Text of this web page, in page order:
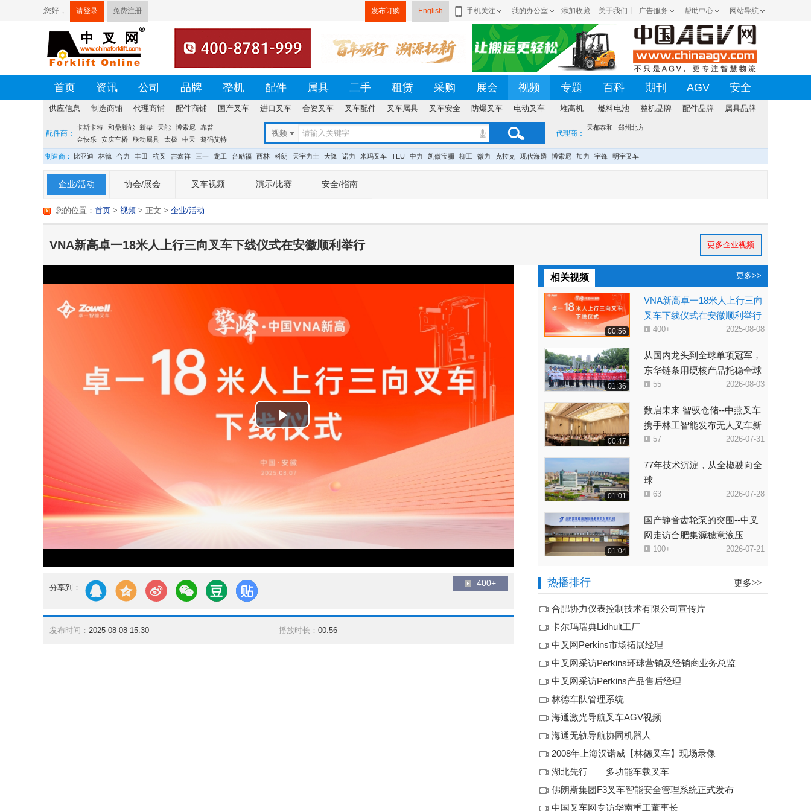
您好， 请登录 免费注册 发布订购 English 手机关注 我的办公室 添加收藏 关于我们 广告服务 帮助中心 网站导航
首页 资讯 公司 品牌 整机 配件 属具 二手 租赁 采购 展会 视频 专题 百科 期刊 AGV 安全
供应信息 制造商铺 代理商铺 配件商铺 国产叉车 进口叉车 合资叉车 叉车配件 叉车属具 叉车安全 防爆叉车 电动叉车 堆高机 燃料电池 整机品牌 配件品牌 属具品牌
配件商：
卡斯卡特 和鼎新能 新柴 天能 博索尼 靠普
荷贝克 硕源 方源 佛朗斯 盛航
台创
金快乐
安庆车桥 联动属具 太极 中天
驽码艾特
视频 代理商：
天都泰和 郑州北方
制造商： 比亚迪 林德 合力 丰田 杭叉 吉鑫祥 三一 龙工 台励福 西林 科朗 天宇力士 大隆 诺力 米玛叉车 TEU 中力 凯傲宝骊 柳工 微力 克拉克 现代海麟 博索尼 加力 宇锋 明宇叉车
企业/活动 协会/展会 叉车视频 演示/比赛 安全/指南
您的位置： 首页 > 视频 > 企业/活动
> 正文
VNA新高卓一18米人上行三向叉车下线仪式在安徽顺利举行 更多企业视频
Play
Video
分享到： 400+
发布时间： 2025-08-08 15:30 播放时长： 00:56
相关视频 更多>>
00:56
VNA新高卓一18米人上行三向
叉车下线仪式在安徽顺利举行
400+ 2025-08-08
01:36
从国内龙头到全球单项冠军，
东华链条用硬核产品托稳全球
叉车供应链
55 2026-08-03
00:47
数启未来 智驭仓储--中燕叉车
携手林工智能发布无人叉车新
技术
57 2026-07-31
01:01
77年技术沉淀，从全椒驶向全
球
63 2026-07-28
01:04
国产静音齿轮泵的突围--中叉
网走访合肥集源穗意液压
100+ 2026-07-21
00:54 110+
01:27
打造中国工业车辆配套出海新
标杆140+ 2026-07-15
01:13
亚欧大陆万里行·续航站：协力
统见真功
150+
01:02
中叉网走访安徽聚兴电子：聚
焦叉车配件定制化，稳步拓展
市场版图
160+
2026亚欧大陆万里行·国内续
热播排行 更多>>
合肥协力仪表控制技术有限公司宣传片
卡尔玛瑞典Lidhult工厂
中叉网Perkins市场拓展经理
中叉网采访Perkins环球营销及经销商业务总监
中叉网采访Perkins产品售后经理
林德车队管理系统
海通激光导航叉车AGV视频
海通无轨导航协同机器人
2008年上海汉诺威【林德叉车】现场录像
湖北先行——多功能车载叉车
佛朗斯集团F3叉车智能安全管理系统正式发布
中国叉车网专访华南重工董事长